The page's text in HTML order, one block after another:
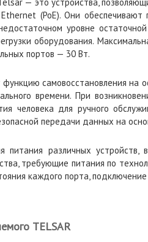
(PoE). Они
уровне
оборудования.
портов — 30 Вт.
самовосстановления на
времени. При
человека для ручного
передачи данных на
различных устройств,
требующие питания по
каждого порта,
TELSAR